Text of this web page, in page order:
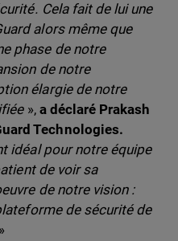
Cela fait de lui une
alors même que
phase de notre
de notre
élargie de notre
», a déclaré Prakash
Technologies.
idéal pour notre équipe
de voir sa
de notre vision :
de sécurité de
»